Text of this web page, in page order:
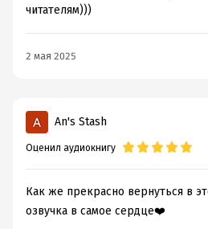
читателям)))
2 мая 2025
An's Stash
Оценил аудиокнигу
Как же прекрасно вернуться в
озвучка в самое сердце❤️